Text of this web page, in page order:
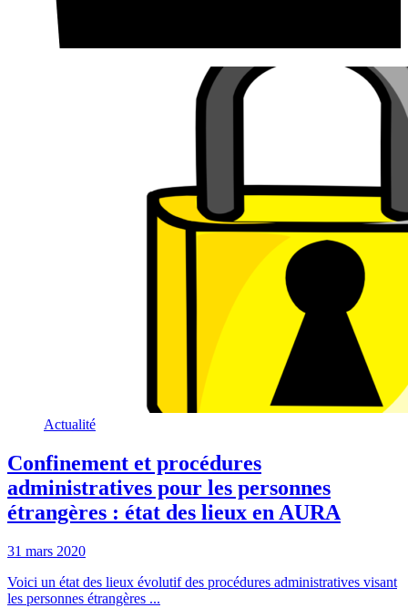
Actualité
Confinement et procédures
administratives pour les personnes
étrangères : état des lieux en AURA
31 mars 2020
Voici un état des lieux évolutif des procédures administratives visant
les personnes étrangères ...